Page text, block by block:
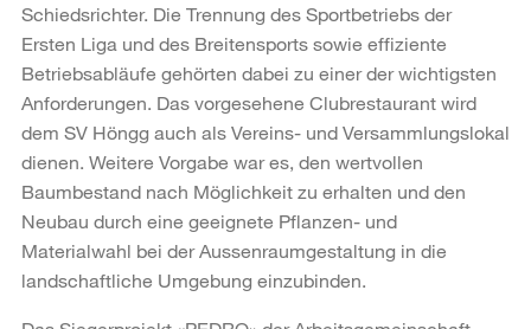
Schiedsrichter. Die Trennung des Sportbetriebs der
Ersten Liga und des Breitensports sowie effiziente
Betriebsabläufe gehörten dabei zu einer der wichtigsten
Anforderungen. Das vorgesehene Clubrestaurant wird
dem SV Höngg auch als Vereins- und Versammlungslokal
dienen. Weitere Vorgabe war es, den wertvollen
Baumbestand nach Möglichkeit zu erhalten und den
Neubau durch eine geeignete Pflanzen- und
Materialwahl bei der Aussenraumgestaltung in die
landschaftliche Umgebung einzubinden.